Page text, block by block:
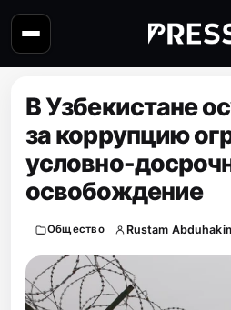
В Узбекистане
за коррупцию
условно-
освобождение
Общество Rustam